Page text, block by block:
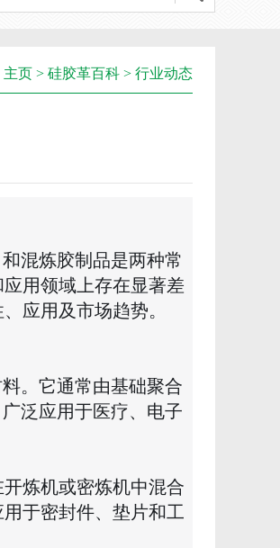
主页 > 硅胶革百科 > 行业动态
混炼胶制品是两种常
用领域上存在显著差
应用及市场趋势。
。它通常由基础聚合
泛应用于医疗、电子
炼机或密炼机中混合
于密封件、垫片和工